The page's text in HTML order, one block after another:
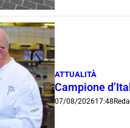
ATTUALITÀ
Campione
07/08/202617:48